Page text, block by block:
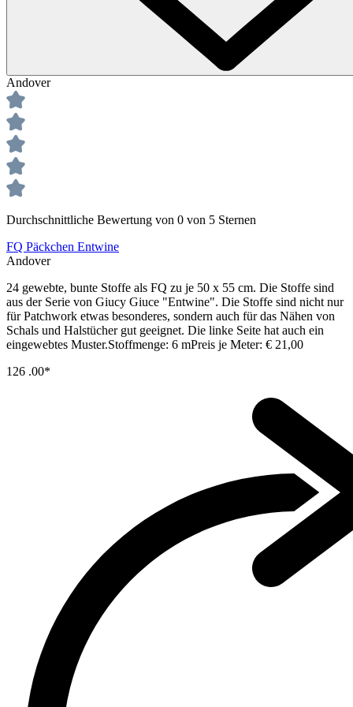
Andover
Durchschnittliche Bewertung von 0 von 5 Sternen
FQ Päckchen Entwine
Andover
24 gewebte, bunte Stoffe als FQ zu je 50 x 55 cm. Die Stoffe sind
aus der Serie von Giucy Giuce "Entwine". Die Stoffe sind nicht nur
für Patchwork etwas besonderes, sondern auch für das Nähen von
Schals und Halstücher gut geeignet. Die linke Seite hat auch ein
eingewebtes Muster.Stoffmenge: 6 mPreis je Meter: € 21,00
126 .00*